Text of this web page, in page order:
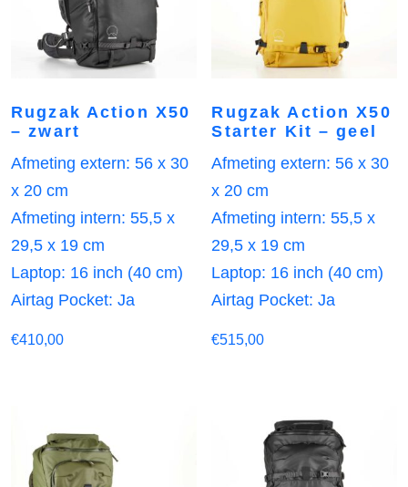
Rugzak Action X50
– zwart
Afmeting extern: 56 x 30
x 20 cm
Afmeting intern: 55,5 x
29,5 x 19 cm
Laptop: 16 inch (40 cm)
Airtag Pocket: Ja
€410,00
Rugzak Action X50
Starter Kit – geel
Afmeting extern: 56 x 30
x 20 cm
Afmeting intern: 55,5 x
29,5 x 19 cm
Laptop: 16 inch (40 cm)
Airtag Pocket: Ja
€515,00